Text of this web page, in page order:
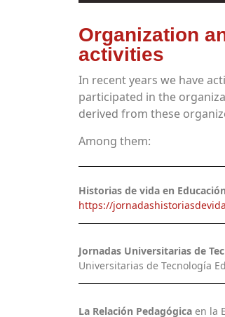
Organization
activities
In recent years we have
participated in the
derived from these
Among them:
Historias de vida en Educación
https://
Jornadas Universitarias de
Universitarias de Tecnología
La Relación Pedagógica en la